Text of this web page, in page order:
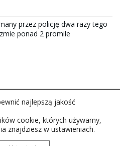
przez policję dwa razy tego
ponad 2 promile
Rzeszów S.A. w likwidacj.
najlepszą jakość
cookie, których używamy,
znajdziesz w ustawieniach.